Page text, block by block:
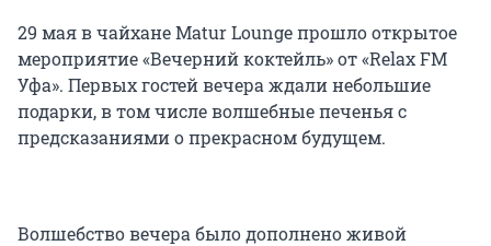
29 мая в чайхане Matur Lounge прошло открытое
мероприятие «Вечерний коктейль» от «Relax FM
Уфа». Первых гостей вечера ждали небольшие
подарки, в том числе волшебные печенья с
предсказаниями о прекрасном будущем.
Волшебство вечера было дополнено живой